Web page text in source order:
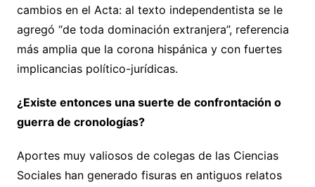
cambios en el Acta: al texto independentista se le
agregó “de toda dominación extranjera”, referencia
más amplia que la corona hispánica y con fuertes
implicancias político-jurídicas.
¿Existe entonces una suerte de confrontación o
guerra de cronologías?
Aportes muy valiosos de colegas de las Ciencias
Sociales han generado fisuras en antiguos relatos